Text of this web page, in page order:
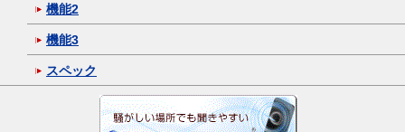
機能2
機能3
スペック